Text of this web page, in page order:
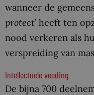
wanneer de
protect’ heeft ten
nood verkeren als
verspreiding van
Intellectuele voeding
De bijna 700